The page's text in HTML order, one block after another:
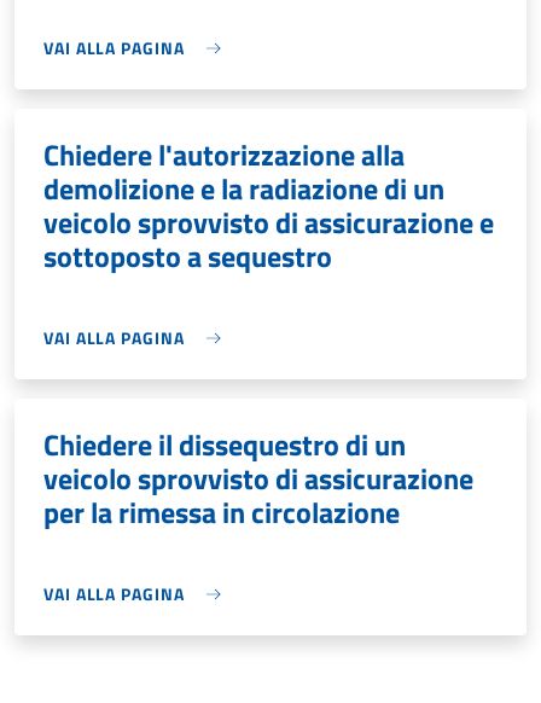
VAI ALLA PAGINA
Chiedere l'autorizzazione alla
demolizione e la radiazione di un
veicolo sprovvisto di assicurazione e
sottoposto a sequestro
VAI ALLA PAGINA
Chiedere il dissequestro di un
veicolo sprovvisto di assicurazione
per la rimessa in circolazione
VAI ALLA PAGINA